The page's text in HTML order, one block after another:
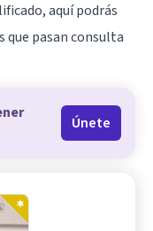
aquí podrás
pasan consulta
Únete